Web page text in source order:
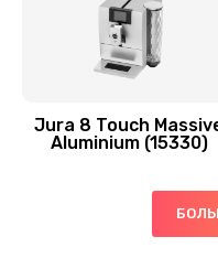
Jura 8 Touch
Aluminium (15330)